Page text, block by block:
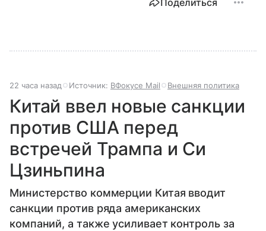
Поделиться
22 часа назад Источник: ВФокусе Mail Внешняя политика
Китай ввел новые санкции
против США перед
встречей Трампа и Си
Цзиньпина
Министерство коммерции Китая вводит
санкции против ряда американских
компаний, а также усиливает контроль за